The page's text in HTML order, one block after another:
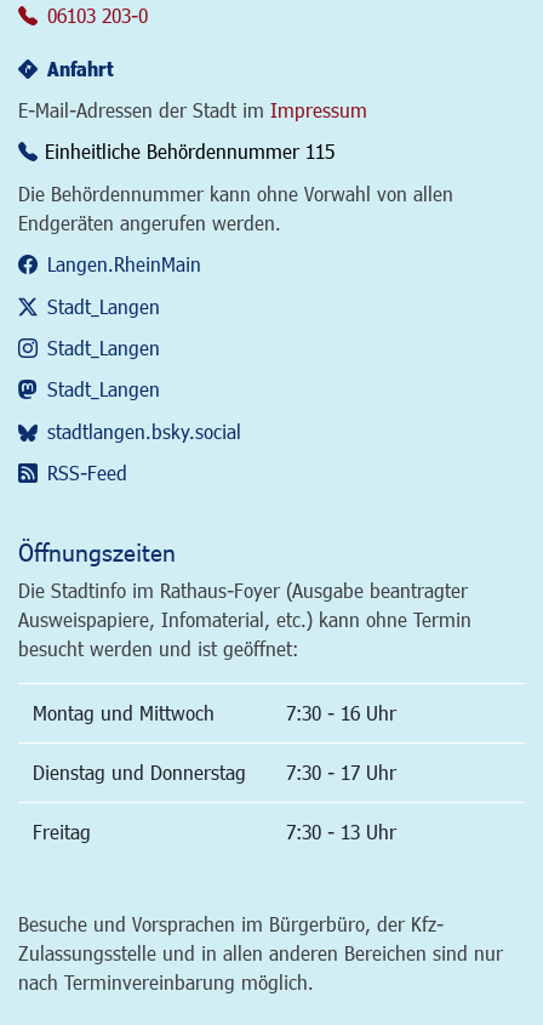
06103 203-0
Anfahrt
E-Mail-Adressen der Stadt im Impressum
Einheitliche Behördennummer 115
Die Behördennummer kann ohne Vorwahl von allen
Endgeräten angerufen werden.
Langen.RheinMain
Stadt_Langen
Stadt_Langen
Stadt_Langen
stadtlangen.bsky.social
RSS-Feed
Öffnungszeiten
Die Stadtinfo im Rathaus-Foyer (Ausgabe beantragter
Ausweispapiere, Infomaterial, etc.) kann ohne Termin
besucht werden und ist geöffnet:
Montag und Mittwoch 7:30 - 16 Uhr
Dienstag und Donnerstag 7:30 - 17 Uhr
Freitag 7:30 - 13 Uhr
Besuche und Vorsprachen im Bürgerbüro, der Kfz-
Zulassungsstelle und in allen anderen Bereichen sind nur
nach Terminvereinbarung möglich.